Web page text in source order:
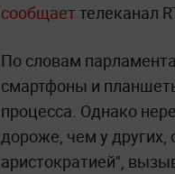
сообщает телеканал
По словам
смартфоны и
процесса. Однако
дороже, чем у других,
аристократией",